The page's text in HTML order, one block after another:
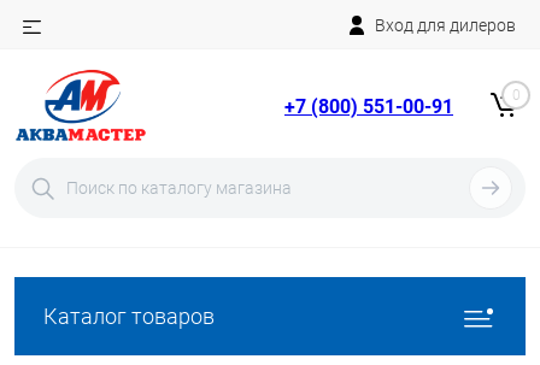
Вход для дилеров
+7 (800) 551-00-91 0
Каталог товаров